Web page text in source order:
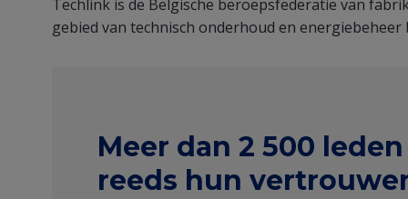
intro
Techlink is de Belgische beroepsfederatie van
gebied van technisch onderhoud en
Frontpage
USP
Meer dan 2 500
reeds hun